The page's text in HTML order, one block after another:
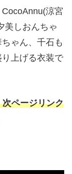
涼宮
美しおんちゃ
ゃん、千石も
上げる衣装で
ページリンク